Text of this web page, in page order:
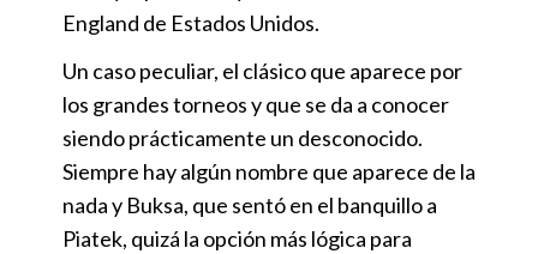
England de Estados Unidos.
Un caso peculiar, el clásico que aparece por
los grandes torneos y que se da a conocer
siendo prácticamente un desconocido.
Siempre hay algún nombre que aparece de la
nada y Buksa, que sentó en el banquillo a
Piatek, quizá la opción más lógica para